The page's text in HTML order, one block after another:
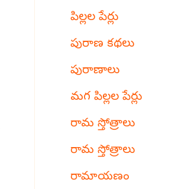
పిల్లల పేర్లు
పురాణ కథలు
పురాణాలు
మగ పిల్లల పేర్లు
రామ స్తోత్రాలు
రామ స్తోత్రాలు
రామాయణం